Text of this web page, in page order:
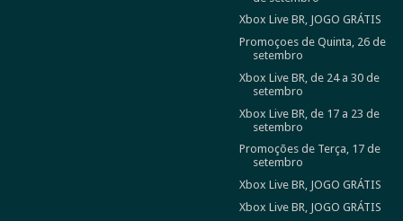
Xbox Live BR, JOGO GRÁTIS
Promoçoes de Quinta, 26 de
setembro
Xbox Live BR, de 24 a 30 de
setembro
Xbox Live BR, de 17 a 23 de
setembro
Promoções de Terça, 17 de
setembro
Xbox Live BR, JOGO GRÁTIS
Xbox Live BR, JOGO GRÁTIS